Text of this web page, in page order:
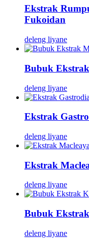
Ekstrak
Fukoidan
deleng liyane
Bubuk
deleng liyane
Ekstrak
deleng liyane
Ekstrak
deleng liyane
Bubuk
deleng liyane